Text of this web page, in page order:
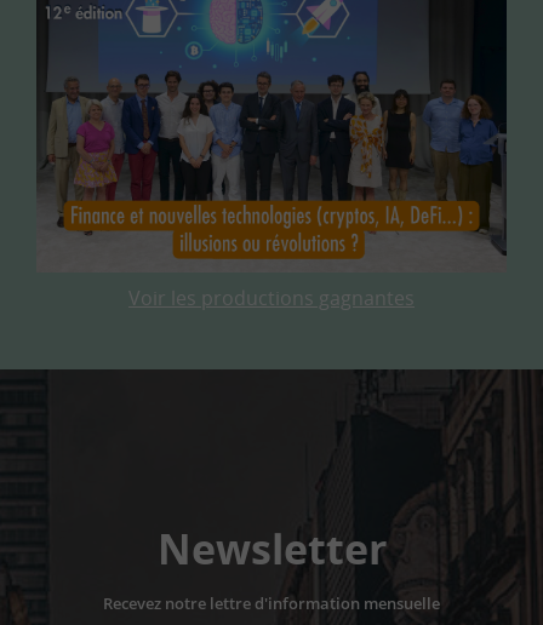
Voir les productions gagnantes
Newsletter
Recevez notre lettre d'information mensuelle